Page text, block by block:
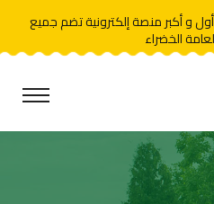
و أكبر منصة إلكترونية تضم جميع
الخضراء